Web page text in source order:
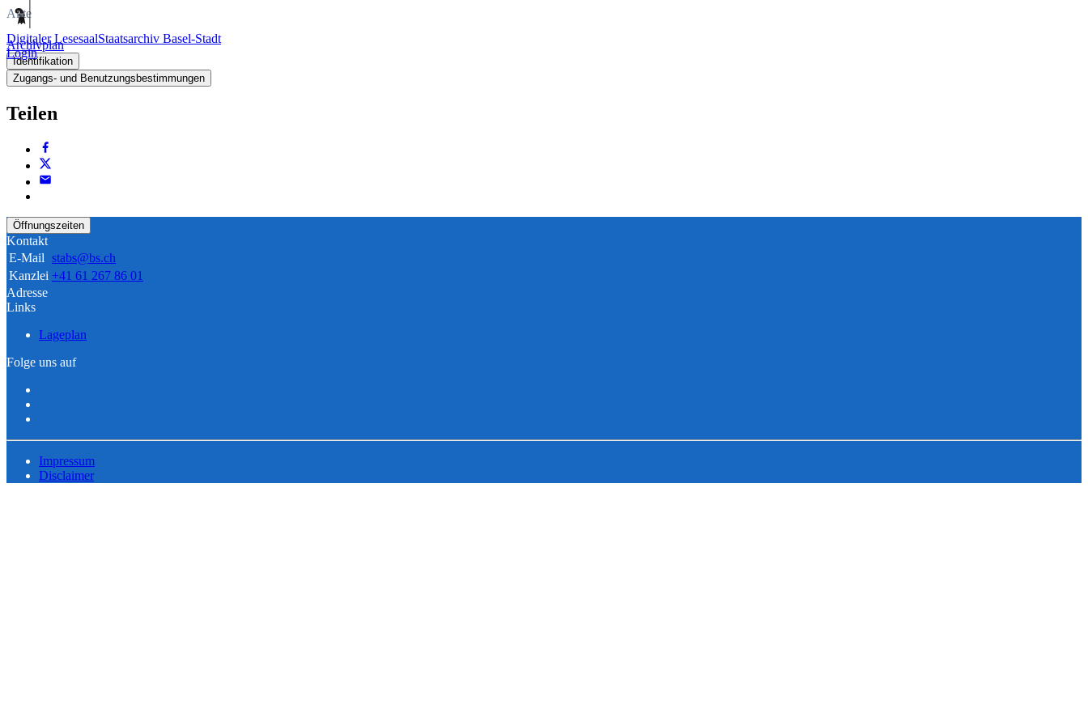
Digitaler LesesaalStaatsarchiv Basel-Stadt
Login
Akte
Archivplan
Identifikation
Zugangs- und Benutzungsbestimmungen
Teilen
Öffnungszeiten
Kontakt
E-Mail stabs@bs.ch
Kanzlei +41 61 267 86 01
Adresse
Links
Lageplan
Folge uns auf
Impressum
Disclaimer